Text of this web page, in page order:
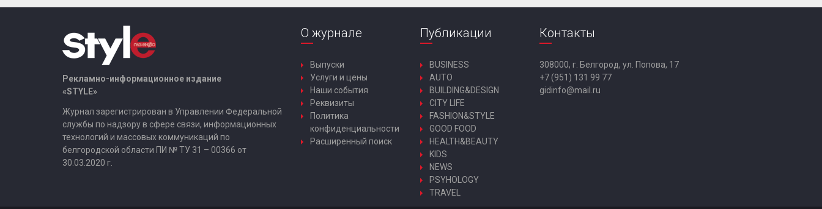
Рекламно-информационное издание
«STYLE»
Журнал зарегистрирован в Управлении Федеральной
службы по надзору в сфере связи, информационных
технологий и массовых коммуникаций по
белгородской области ПИ № ТУ 31 – 00366 от
30.03.2020 г.
О журнале
Выпуски
Услуги и цены
Наши события
Реквизиты
Политика
конфиденциальности
Расширенный поиск
Публикации
BUSINESS
AUTO
BUILDING&DESIGN
CITY LIFE
FASHION&STYLE
GOOD FOOD
HEALTH&BEAUTY
KIDS
NEWS
PSYHOLOGY
TRAVEL
Контакты
308000, г. Белгород, ул. Попова, 17
+7 (951) 131 99 77
gidinfo@mail.ru